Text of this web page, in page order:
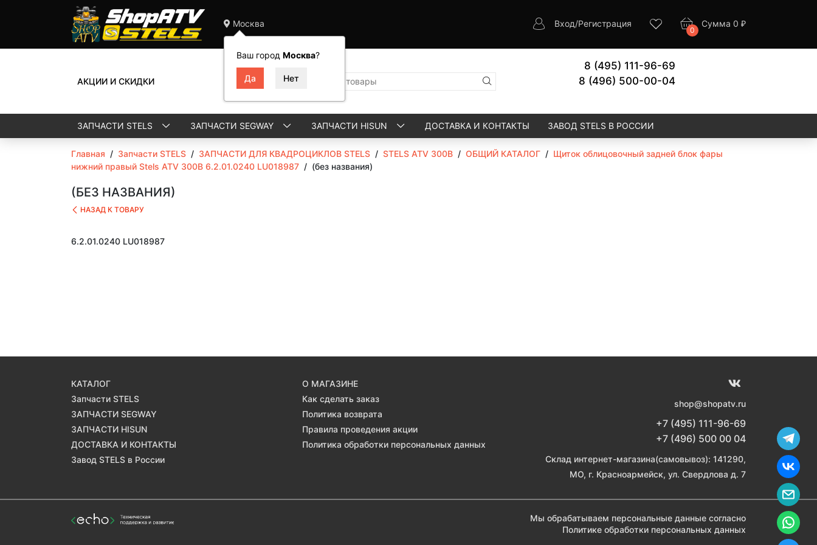
Москва
Ваш город Москва?
Вход/Регистрация
0
Сумма 0 ₽
АКЦИИ И СКИДКИ
8 (495) 111-96-69
8 (496) 500-00-04
ЗАПЧАСТИ STELS ЗАПЧАСТИ SEGWAY ЗАПЧАСТИ HISUN ДОСТАВКА И КОНТАКТЫ ЗАВОД STELS В РОССИИ
Главная / Запчасти STELS / ЗАПЧАСТИ ДЛЯ КВАДРОЦИКЛОВ STELS / STELS ATV 300B / ОБЩИЙ КАТАЛОГ / Щиток облицовочный задней блок фары
нижний правый Stels ATV 300B 6.2.01.0240 LU018987 / (без названия)
(БЕЗ НАЗВАНИЯ)
НАЗАД К ТОВАРУ
6.2.01.0240 LU018987
КАТАЛОГ
Запчасти STELS
ЗАПЧАСТИ SEGWAY
ЗАПЧАСТИ HISUN
ДОСТАВКА И КОНТАКТЫ
Завод STELS в России
О МАГАЗИНЕ
Как сделать заказ
Политика возврата
Правила проведения акции
Политика обработки персональных данных
shop@shopatv.ru
+7 (495) 111-96-69
+7 (496) 500 00 04
Склад интернет-магазина(самовывоз): 141290,
МО, г. Красноармейск, ул. Свердлова д. 7
Мы обрабатываем персональные данные согласно
Политике обработки персональных данных